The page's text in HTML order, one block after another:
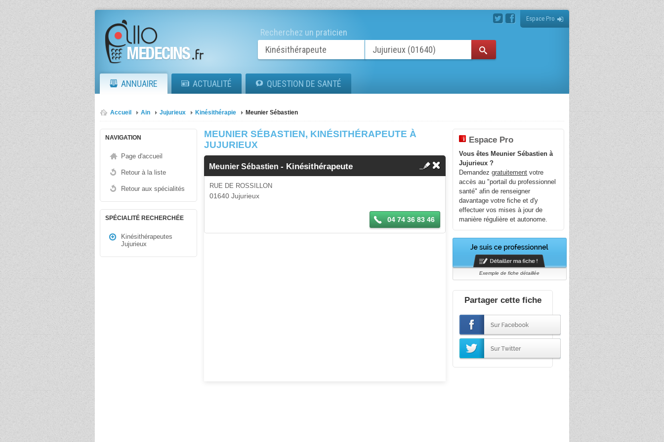
Espace Pro
Recherchez un praticien
ANNUAIRE ACTUALITÉ QUESTION DE SANTÉ
Accueil Ain Jujurieux Kinésithérapie Meunier Sébastien
NAVIGATION
Page d'accueil
Retour à la liste
Retour aux spécialités
SPÉCIALITÉ RECHERCHÉE
Kinésithérapeutes
Jujurieux
MEUNIER SÉBASTIEN, KINÉSITHÉRAPEUTE À
JUJURIEUX
Meunier Sébastien- Kinésithérapeute
RUE DE ROSSILLON
01640 Jujurieux
04 74 36 83 46
Espace Pro
Vous êtes Meunier Sébastien à
Jujurieux ?
Demandezgratuitement votre
accès au "portail du professionnel
santé" afin de renseigner
davantage votre fiche et d'y
effectuer vos mises à jour de
manière régulière et autonome.
Exemple de fiche détaillée
Partager cette fiche